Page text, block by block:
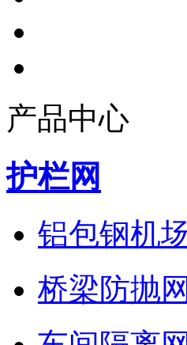
产品中心
护栏网
铝包钢机
桥梁防抛网